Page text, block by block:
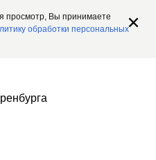
просмотр, Вы принимаете
обработки персональных